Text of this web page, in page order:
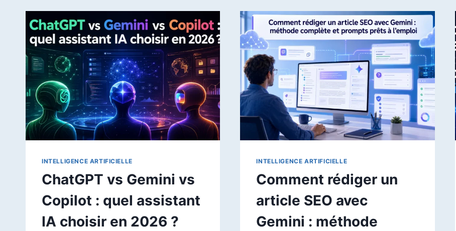
INTELLIGENCE ARTIFICIELLE
ChatGPT vs Gemini vs
Copilot : quel assistant
IA choisir en 2026 ?
INTELLIGENCE ARTIFICIELLE
Comment rédiger un
article SEO avec
Gemini : méthode